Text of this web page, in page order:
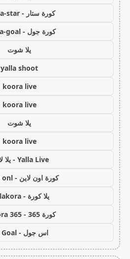
كورة ستار - koora-star
كورة جول - koora-goal
يلا شوت
yalla shoot
koora live
koora live
يلا شوت
koora live
Yalla Live - يلا لايف
كورة اون لاين - koora onl
يلا كورة - yallakora
كورة 365 - kooora 365
اس جول - AS Goal